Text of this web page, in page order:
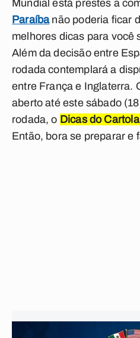
Mundial está prestes a
Paraíbanão poderia ficar
melhores dicas para você
Além da decisão entre
rodada contemplará a
entre França e Inglaterra.
aberto até este sábado
rodada, o Dicas do
Então, bora se preparar e